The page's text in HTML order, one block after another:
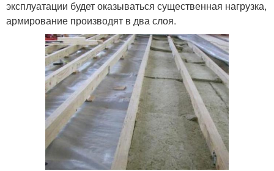
эксплуатации будет оказываться существенная нагрузка,
армирование производят в два слоя.